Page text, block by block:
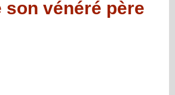
son vénéré père